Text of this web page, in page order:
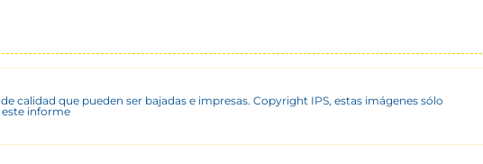
calidad que pueden ser bajadas e impresas. Copyright IPS, estas imágenes sólo
informe